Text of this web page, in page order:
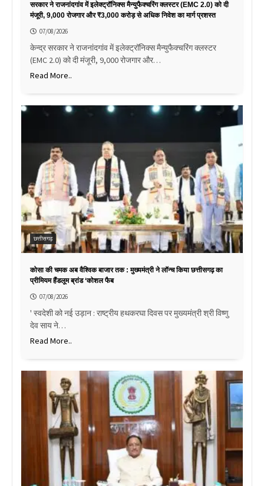
सरकार ने राजनांदगांव में इलेक्ट्रॉनिक्स मैन्युफैक्चरिंग क्लस्टर (EMC 2.0) को दी
मंजूरी, 9,000 रोजगार और ₹3,000 करोड़ से अधिक निवेश का मार्ग प्रशस्त
07/08/2026
केन्द्र सरकार ने राजनांदगांव में इलेक्ट्रॉनिक्स मैन्युफैक्चरिंग क्लस्टर
(EMC 2.0) को दी मंजूरी, 9,000 रोजगार और…
Read More..
छत्तीसगढ़
कोसा की चमक अब वैश्विक बाजार तक : मुख्यमंत्री ने लॉन्च किया छत्तीसगढ़ का
प्रीमियम हैंडलूम ब्रांड ‘कोशल फैब
07/08/2026
' स्वदेशी को नई उड़ान : राष्ट्रीय हथकरघा दिवस पर मुख्यमंत्री श्री विष्णु
देव साय ने…
Read More..